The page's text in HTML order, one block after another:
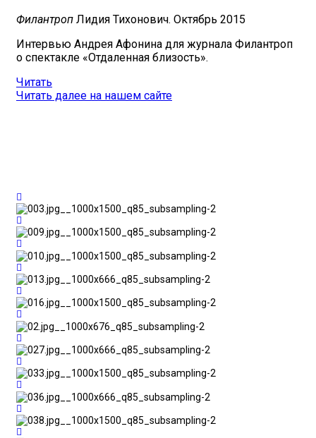
Филантроп Лидия Тихонович. Октябрь 2015
Интервью Андрея Афонина для журнала Филантроп
о спектакле «Отдаленная близость».
Читать
Читать далее на нашем сайте